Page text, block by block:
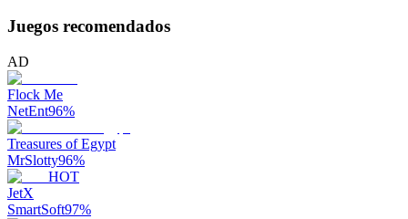
Juegos recomendados
AD
Flock Me
NetEnt96%
Treasures of Egypt
MrSlotty96%
HOT
JetX
SmartSoft97%